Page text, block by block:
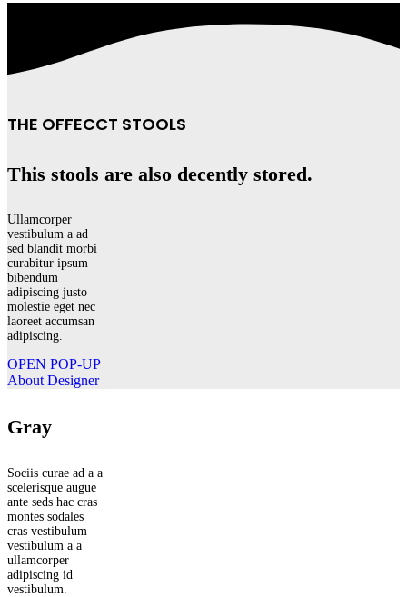
THE OFFECCT STOOLS
This stools are also decently stored.
Ullamcorper
vestibulum a ad
sed blandit morbi
curabitur ipsum
bibendum
adipiscing justo
molestie eget nec
laoreet accumsan
adipiscing.
OPEN POP-UP
About Designer
Gray
Sociis curae ad a a
scelerisque augue
ante seds hac cras
montes sodales
cras vestibulum
vestibulum a a
ullamcorper
adipiscing id
vestibulum.